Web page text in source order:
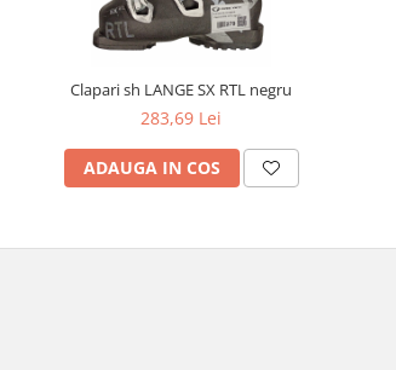
Clapari sh LANGE SX RTL negru
283,69 Lei
ADAUGA IN COS